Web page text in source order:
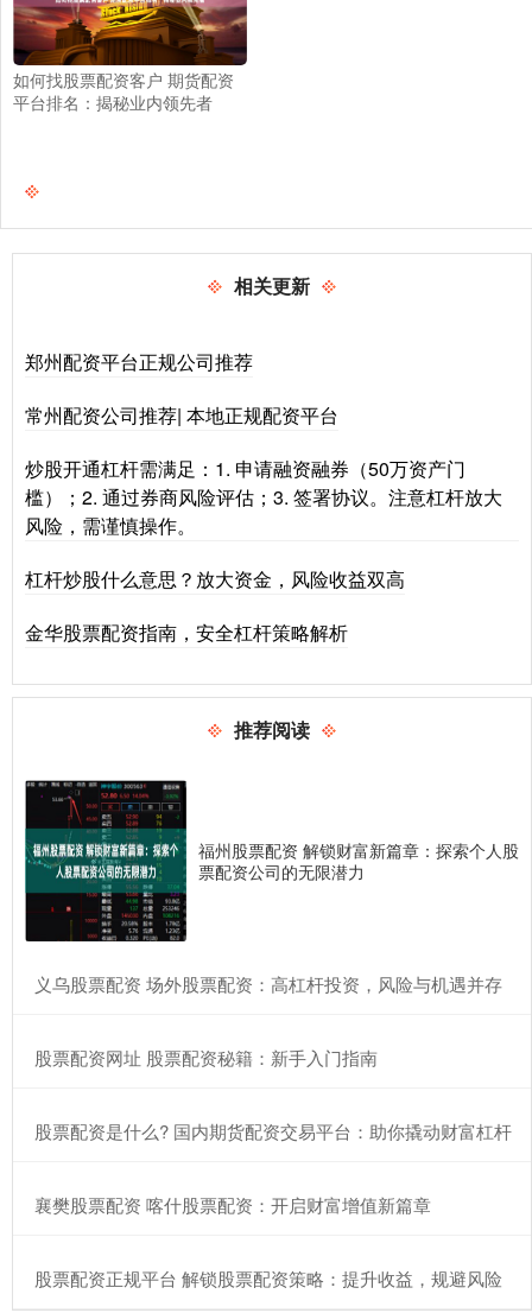
如何找股票配资客户 期货配资
平台排名：揭秘业内领先者
相关更新
郑州配资平台正规公司推荐
常州配资公司推荐| 本地正规配资平台
炒股开通杠杆需满足：1. 申请融资融券（50万资产门
槛）；2. 通过券商风险评估；3. 签署协议。注意杠杆放大
风险，需谨慎操作。
杠杆炒股什么意思？放大资金，风险收益双高
金华股票配资指南，安全杠杆策略解析
推荐阅读
福州股票配资 解锁财富新篇章：探索个人股
票配资公司的无限潜力
​义乌股票配资 场外股票配资：高杠杆投资，风险与机遇并存
​股票配资网址 股票配资秘籍：新手入门指南
​股票配资是什么? 国内期货配资交易平台：助你撬动财富杠杆
​襄樊股票配资 喀什股票配资：开启财富增值新篇章
​股票配资正规平台 解锁股票配资策略：提升收益，规避风险